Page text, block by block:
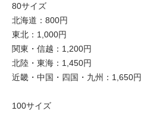
80サイズ
北海道：800円
東北：1,000円
関東・信越：1,200円
北陸・東海：1,450円
近畿・中国・四国・九州：1,650円
100サイズ